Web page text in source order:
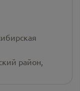
район,